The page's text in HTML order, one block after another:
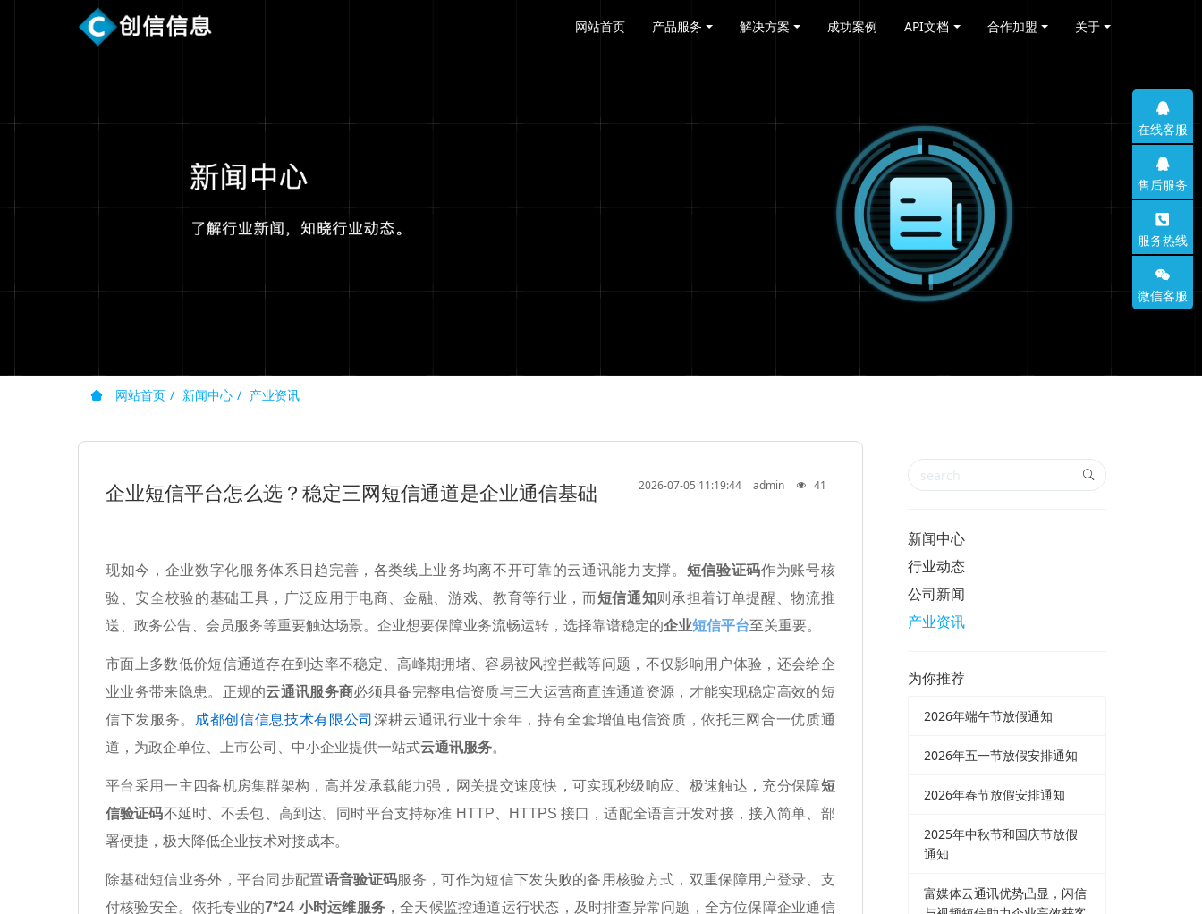
网站首页 产品服务 解决方案 成功案例 API文档 合作加盟 关于
网站首页 新闻中心 产业资讯
企业短信平台怎么选？稳定三网短信通道是企业通信基础 2026-07-05 11:19:44 admin 41
现如今，企业数字化服务体系日趋完善，各类线上业务均离不开可靠的云通讯能力支撑。 短信验证码作为账号核
验、安全校验的基础工具，广泛应用于电商、金融、游戏、教育等行业，而短信通知则承担着订单提醒、物流推
送、政务公告、会员服务等重要触达场景。企业想要保障业务流畅运转，选择靠谱稳定的企业短信平台至关重要。
市面上多数低价短信通道存在到达率不稳定、高峰期拥堵、容易被风控拦截等问题，不仅影响用户体验，还会给企
业业务带来隐患。正规的云通讯服务商必须具备完整电信资质与三大运营商直连通道资源，才能实现稳定高效的短
信下发服务。
成都创信信息技术有限公司 深耕云通讯行业十余年，持有全套增值电信资质，依托三网合一优质通
道，为政企单位、上市公司、中小企业提供一站式云通讯服务。
平台采用一主四备机房集群架构，高并发承载能力强，网关提交速度快，可实现秒级响应、极速触达，充分保障短
信验证码不延时、不丢包、高到达。同时平台支持标准 HTTP、HTTPS 接口，适配全语言开发对接，接入简单、部
署便捷，极大降低企业技术对接成本。
除基础短信业务外，平台同步配置语音验证码服务，可作为短信下发失败的备用核验方式，双重保障用户登录、支
付核验安全。依托专业的7*24 小时运维服务，全天候监控通道运行状态，及时排查异常问题，全方位保障企业通信
新闻中心
行业动态
公司新闻
产业资讯
为你推荐
2026年端午节放假通知
2026年五一节放假安排通知
2026年春节放假安排通知
2025年中秋节和国庆节放假
通知
富媒体云通讯优势凸显，闪信
在线客服
售后服务
服务热线
微信客服